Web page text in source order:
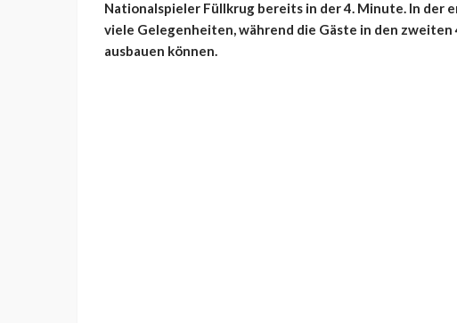
Nationalspieler Füllkrug bereits in der 4. Minute. In der
viele Gelegenheiten, während die Gäste in den
ausbauen können.